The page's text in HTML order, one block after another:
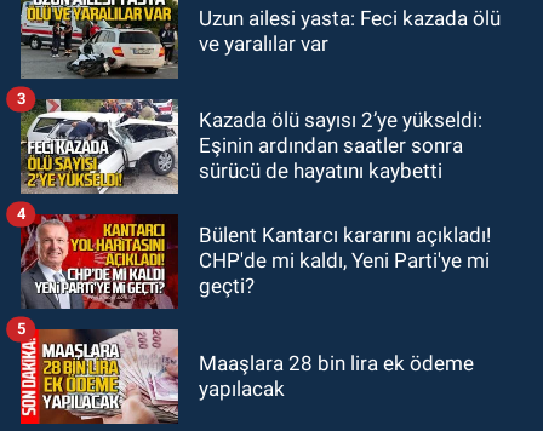
19:54Kilimli'de modern tesislerde
GÜNDEM
19:33
kopardı
Uzun ailesi yasta: Feci kazada ölü
ve yaralılar var
Kazada ölü sayısı 2’ye yükseldi:
Eşinin ardından saatler sonra
sürücü de hayatını kaybetti
3
Bülent Kantarcı kararını açıkladı!
CHP'de mi kaldı, Yeni Parti'ye mi
geçti?
4
Maaşlara 28 bin lira ek ödeme
yapılacak
5